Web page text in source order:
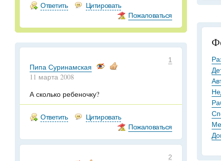
Ответить
Цитировать
Пожаловаться
1
Пипа Суринамская
11 марта 2008
А сколько ребеночку?
Ответить
Цитировать
Пожаловаться
2